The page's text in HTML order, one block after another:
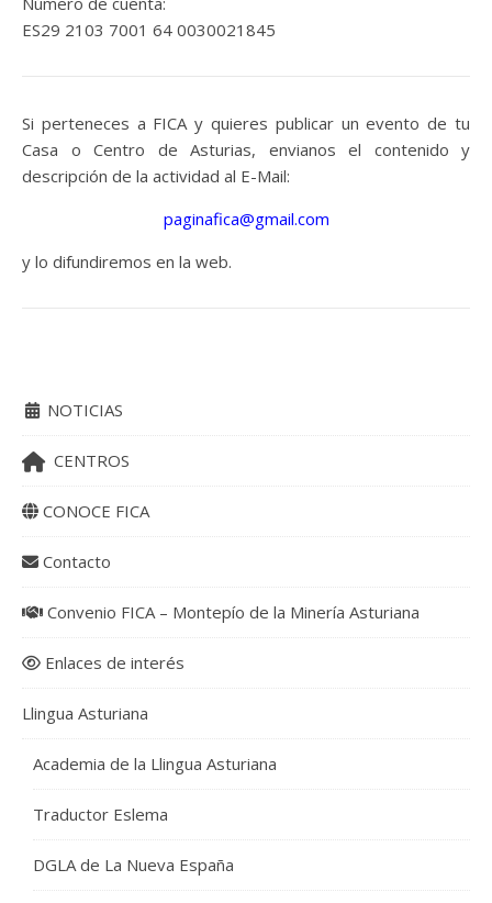
ES29 2103 7001 64 0030021845
Si perteneces a FICA y quieres publicar un evento de tu
Casa o Centro de Asturias, envianos el contenido y
descripción de la actividad al E-Mail:
paginafica@gmail.com
y lo difundiremos en la web.
NOTICIAS
CENTROS
CONOCE FICA
Contacto
Convenio FICA – Montepío de la Minería Asturiana
Enlaces de interés
Llingua Asturiana
Academia de la Llingua Asturiana
Traductor Eslema
DGLA de La Nueva España